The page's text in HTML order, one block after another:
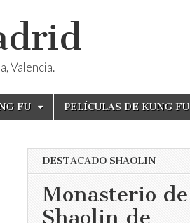
Valencia.
FU PELÍCULAS DE KUNG FU
DESTACADO SHAOLIN
Monasterio de
Shaolin de